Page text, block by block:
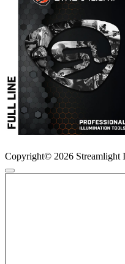
Copyright© 2026 Streamlight